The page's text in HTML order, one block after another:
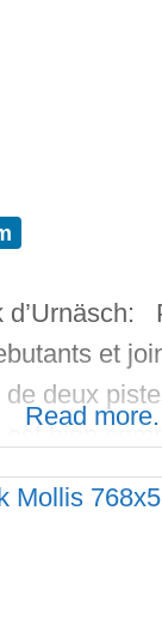
d’Urnäsch:
et
deux
est bien
sauts. Le
fait 50
Read